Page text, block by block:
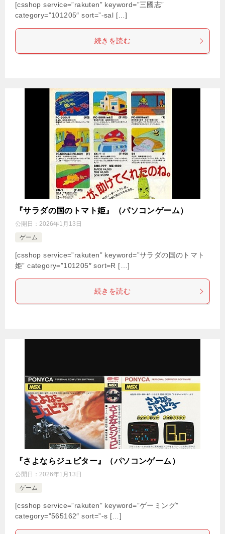
[csshop service=”rakuten” keyword=”三國志”
category=”101205″ sort=”-sal […]
続きを読む
『サラダの国のトマト姫』（パソコンゲーム）
公開日： 2026年1月13日
ゲーム
[csshop service=”rakuten” keyword=”サラダの国のトマト
姫” category=”101205″ sort=R […]
続きを読む
『さよならジュピター』（パソコンゲーム）
公開日： 2026年1月13日
ゲーム
[csshop service=”rakuten” keyword=”ゲーミング”
category=”565162″ sort=”-s […]